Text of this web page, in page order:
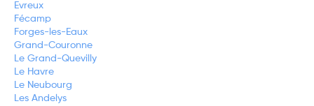
Evreux
Fécamp
Forges-les-Eaux
Grand-Couronne
Le Grand-Quevilly
Le Havre
Le Neubourg
Les Andelys